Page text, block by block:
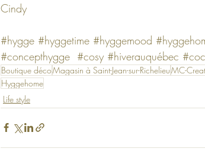
Cindy
#hygge #hyggetime #hyggemood
#concepthygge #cosy #hiverauquébec
Boutique décoMagasin à Saint-Jean-sur-RichelieuMC-
Hyggehome
Life style